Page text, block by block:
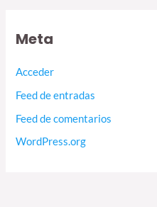
Meta
Acceder
Feed de entradas
Feed de comentarios
WordPress.org